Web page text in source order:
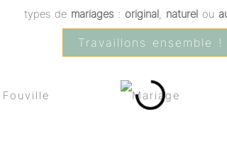
types de mariages : original, naturel ou
Travaillons ensemble !